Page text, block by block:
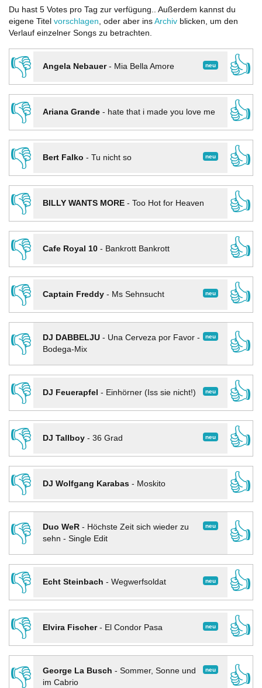
Du hast 5 Votes pro Tag zur verfügung.. Außerdem kannst du
eigene Titel vorschlagen, oder aber ins Archiv blicken, um den
Verlauf einzelner Songs zu betrachten.
👎 neu
Angela Nebauer- Mia Bella Amore
👍
👎
Ariana Grande- hate that i made you love me
👍
👎
neu
Bert Falko - Tu nicht so
👍
👎
BILLY WANTS MORE- Too Hot for Heaven
👍
👎
Cafe Royal 10- Bankrott Bankrott
👍
👎
neu
Captain Freddy- Ms Sehnsucht
👍
👎
neu
DJ DABBELJU- Una Cerveza por Favor -
Bodega-Mix
👍
👎
neu
DJ Feuerapfel - Einhörner (Iss sie nicht!)
👍
👎
neu
DJ Tallboy- 36 Grad
👍
👎
DJ Wolfgang Karabas- Moskito
👍
👎
neu
Duo WeR- Höchste Zeit sich wieder zu
sehn - Single Edit
👍
👎
neu
Echt Steinbach - Wegwerfsoldat
👍
👎
neu
Elvira Fischer- El Condor Pasa
👍
👎
neu
George La Busch - Sommer, Sonne und
im Cabrio
👍